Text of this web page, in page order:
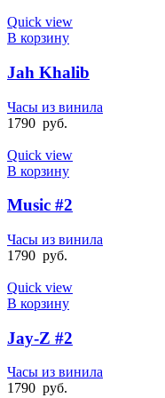
Quick view
В корзину
Jah Khalib
Часы из винила
1790 руб.
Quick view
В корзину
Music #2
Часы из винила
1790 руб.
Quick view
В корзину
Jay-Z #2
Часы из винила
1790 руб.